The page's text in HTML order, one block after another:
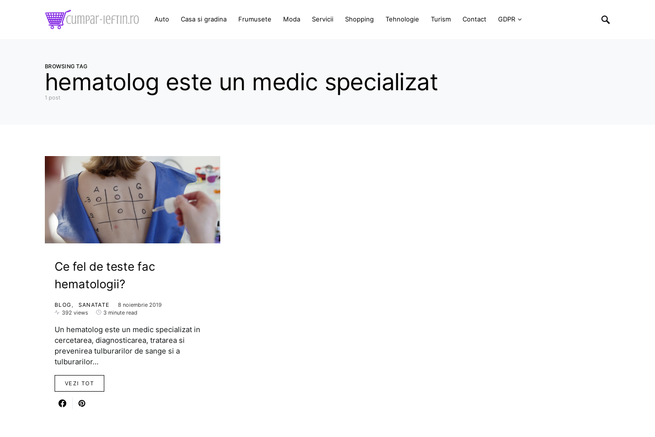
Auto Casa si gradina Frumusete Moda Servicii Shopping Tehnologie Turism Contact GDPR
BROWSING TAG
hematolog este un medic specializat
1 post
Ce fel de teste fac
hematologii?
BLOG SANATATE
8 noiembrie 2019
392 views
3 minute read
Un hematolog este un medic specializat in
cercetarea, diagnosticarea, tratarea si
prevenirea tulburarilor de sange si a
tulburarilor…
VEZI TOT